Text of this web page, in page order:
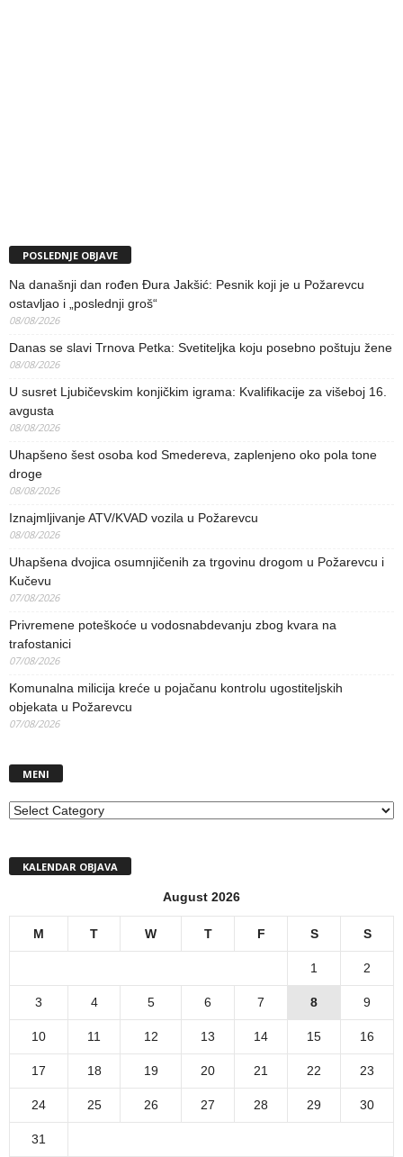
POSLEDNJE OBJAVE
Na današnji dan rođen Đura Jakšić: Pesnik koji je u Požarevcu
ostavljao i „poslednji groš“
08/08/2026
Danas se slavi Trnova Petka: Svetiteljka koju posebno poštuju žene
08/08/2026
U susret Ljubičevskim konjičkim igrama: Kvalifikacije za višeboj 16.
avgusta
08/08/2026
Uhapšeno šest osoba kod Smedereva, zaplenjeno oko pola tone
droge
08/08/2026
Iznajmljivanje ATV/KVAD vozila u Požarevcu
08/08/2026
Uhapšena dvojica osumnjičenih za trgovinu drogom u Požarevcu i
Kučevu
07/08/2026
Privremene poteškoće u vodosnabdevanju zbog kvara na
trafostanici
07/08/2026
Komunalna milicija kreće u pojačanu kontrolu ugostiteljskih
objekata u Požarevcu
07/08/2026
MENI
MENI
KALENDAR OBJAVA
August 2026
M T W T F S S
1 2
3 4 5 6 7 8 9
10 11 12 13 14 15 16
17 18 19 20 21 22 23
24 25 26 27 28 29 30
31